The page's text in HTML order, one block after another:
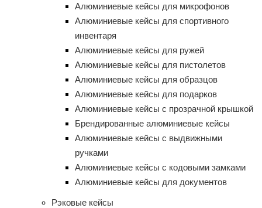
Алюминиевые кейсы для микрофонов
Алюминиевые кейсы для спортивного
инвентаря
Алюминиевые кейсы для ружей
Алюминиевые кейсы для пистолетов
Алюминиевые кейсы для образцов
Алюминиевые кейсы для подарков
Алюминиевые кейсы с прозрачной крышкой
Брендированные алюминиевые кейсы
Алюминиевые кейсы с выдвижными
ручками
Алюминиевые кейсы с кодовыми замками
Алюминиевые кейсы для документов
Рэковые кейсы